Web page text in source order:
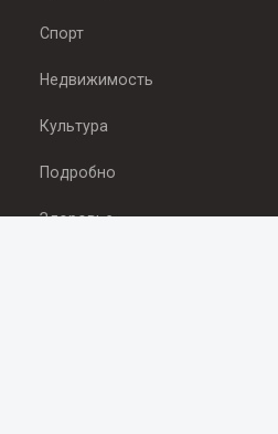
Спорт
Недвижимость
Культура
Подробно
Здоровье